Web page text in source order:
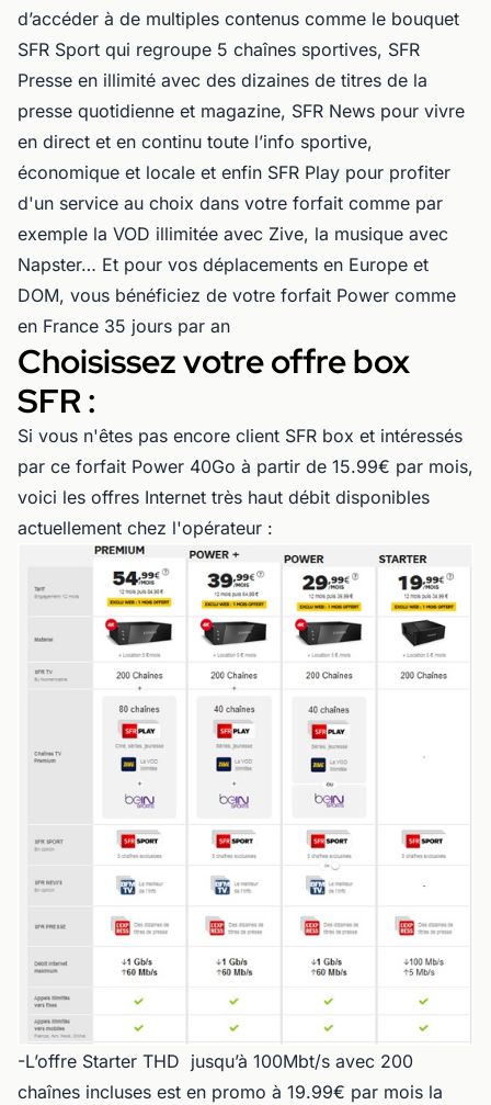
d’accéder à de multiples contenus comme le bouquet
SFR Sport qui regroupe 5 chaînes sportives, SFR
Presse en illimité avec des dizaines de titres de la
presse quotidienne et magazine, SFR News pour vivre
en direct et en continu toute l’info sportive,
économique et locale et enfin SFR Play pour profiter
d'un service au choix dans votre forfait comme par
exemple la VOD illimitée avec Zive, la musique avec
Napster… Et pour vos déplacements en Europe et
DOM, vous bénéficiez de votre forfait Power comme
en France 35 jours par an
Choisissez votre offre box
SFR :
Si vous n'êtes pas encore client SFR box et intéressés
par ce forfait Power 40Go à partir de 15.99€ par mois,
voici les offres Internet très haut débit disponibles
actuellement chez l'opérateur :
-L’offre Starter THD jusqu’à 100Mbt/s avec 200
chaînes incluses est en promo à 19.99€ par mois la